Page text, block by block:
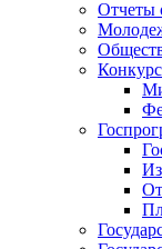
Отчеты